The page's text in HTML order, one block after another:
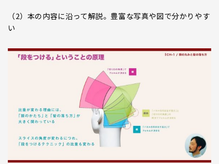
（2）本の内容に沿って解説。豊富な写真や図で分かりやす
い